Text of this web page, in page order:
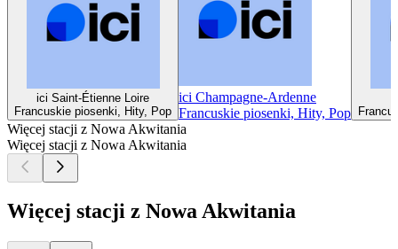
ici Saint-Étienne Loire
Francuskie piosenki, Hity, Pop
ici Champagne-Ardenne
Francuskie piosenki, Hity, Pop
Więcej stacji z Nowa Akwitania
Więcej stacji z Nowa Akwitania
Więcej stacji z Nowa Akwitania